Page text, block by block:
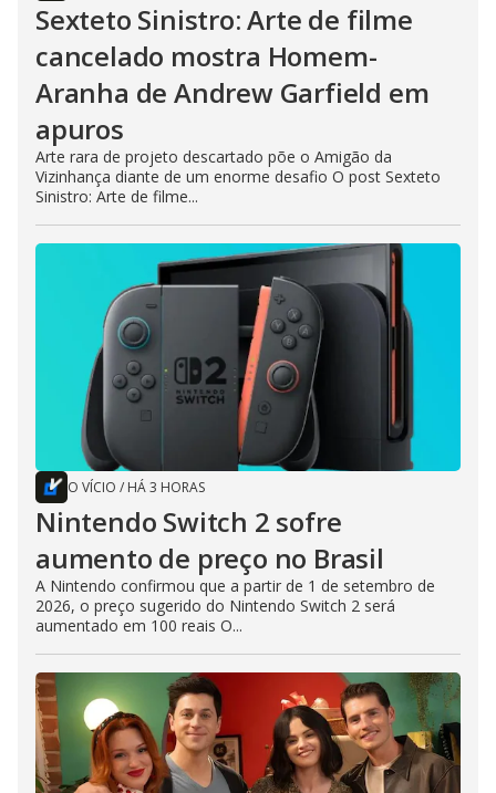
Sexteto Sinistro: Arte de filme
cancelado mostra Homem-
Aranha de Andrew Garfield em
apuros
Arte rara de projeto descartado põe o Amigão da
Vizinhança diante de um enorme desafio O post Sexteto
Sinistro: Arte de filme...
O VÍCIO / HÁ 3 HORAS
Nintendo Switch 2 sofre
aumento de preço no Brasil
A Nintendo confirmou que a partir de 1 de setembro de
2026, o preço sugerido do Nintendo Switch 2 será
aumentado em 100 reais O...